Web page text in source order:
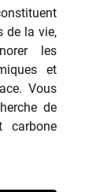
de la vie,
les
et
Vous
de
carbone